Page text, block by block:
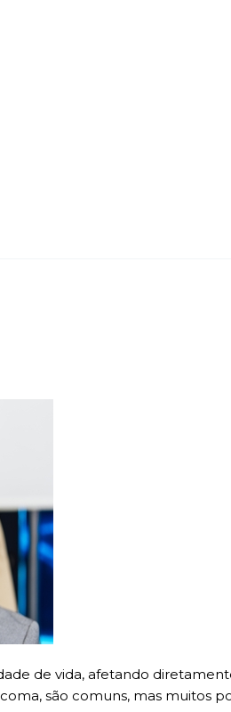
de vida, afetando
são comuns, mas muitos